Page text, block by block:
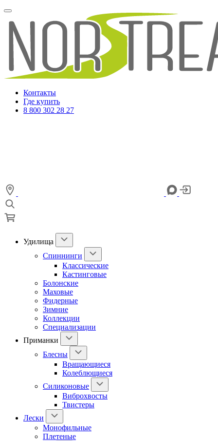
Контакты
Где купить
8 800 302 28 27
Удилища
Спиннинги
Классические
Кастинговые
Болонские
Маховые
Фидерные
Зимние
Коллекции
Специализации
Приманки
Блесны
Вращающиеся
Колеблющиеся
Силиконовые
Виброхвосты
Твистеры
Лески
Монофильные
Плетеные